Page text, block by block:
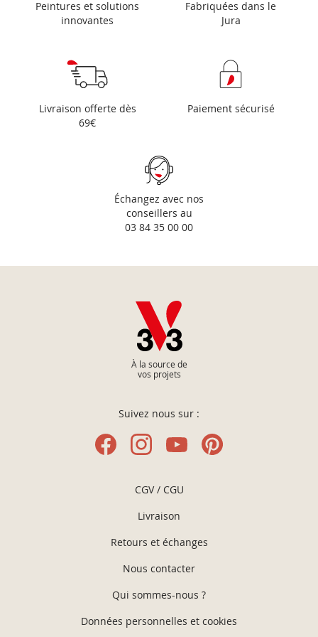
Peintures et solutions
innovantes
Fabriquées dans le
Jura
Livraison offerte dès
69€
Paiement sécurisé
Échangez avec nos
conseillers au
03 84 35 00 00
À la source de
vos projets
Suivez nous sur :
CGV / CGU
Livraison
Retours et échanges
Nous contacter
Qui sommes-nous ?
Données personnelles et cookies